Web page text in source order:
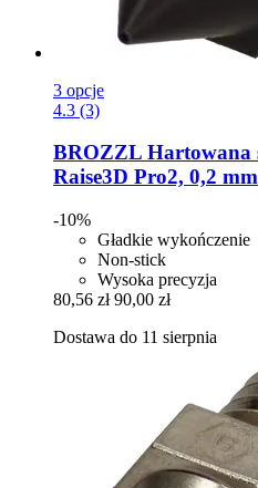
3 opcje
4.3 (3)
BROZZL Hartowana
Raise3D Pro2, 0,2 mm
-10%
Gładkie wykończenie
Non-stick
Wysoka precyzja
80,56 zł 90,00 zł
Dostawa do 11 sierpnia